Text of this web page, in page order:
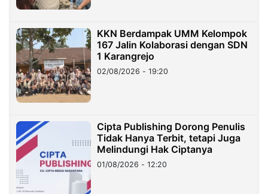
KKN Berdampak UMM Kelompok
167 Jalin Kolaborasi dengan SDN
1 Karangrejo
02/08/2026 - 19:20
Cipta Publishing Dorong Penulis
Tidak Hanya Terbit, tetapi Juga
Melindungi Hak Ciptanya
01/08/2026 - 12:20